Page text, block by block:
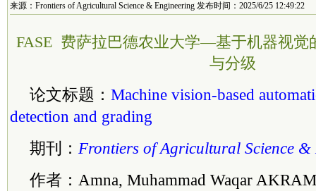
来源：Frontiers of Agricultural Science & Engineering 发布时间：2025/6/25 12:49:22
FASE 费萨拉巴德农业大学—基于机器视觉
与分级
论文标题： Machine vision-based
detection and grading
期刊： Frontiers of Agricultural Science &
作者：Amna, Muhammad Waqar